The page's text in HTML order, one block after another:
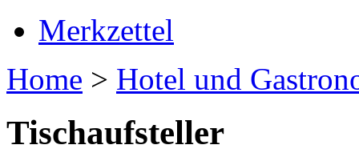
Merkzettel
Home > Hotel und
Tischaufsteller